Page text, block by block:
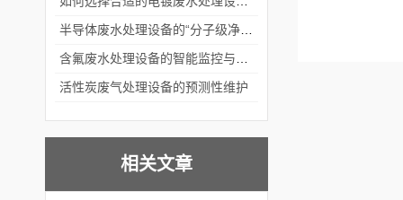
活性炭废气处理设备的预测性维护
相关文章